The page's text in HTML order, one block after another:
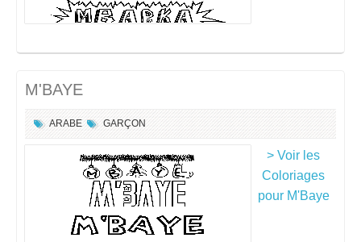
M'BAYE
ARABE GARÇON
> Voir les
Coloriages
pour M'Baye